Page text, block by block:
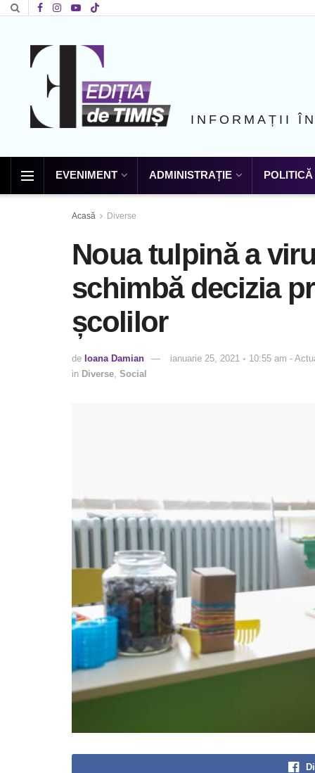
INFORMAȚII
EVENIMENT ADMINISTRAȚIE POLITICĂ
Acasă Diverse
Noua tulpină a
schimbă decizia
școlilor
de Ioana Damian
ianuarie 25, 2021 ◦ 10:55 am -
in Diverse Social